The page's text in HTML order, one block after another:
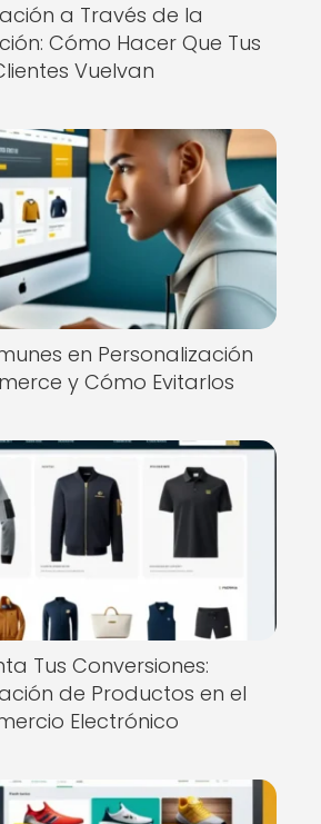
a Través de la
Cómo Hacer Que Tus
Vuelvan
en Personalización
y Cómo Evitarlos
Tus Conversiones:
de Productos en el
Electrónico